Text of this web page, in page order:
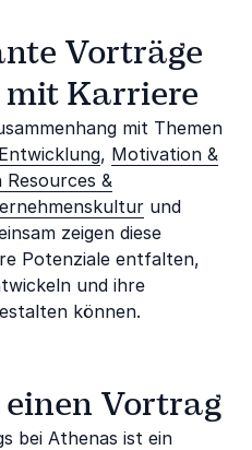
Vorträge
mit Karriere
mit Themen
, Motivation &
Resources &
und
zeigen diese
Potenziale entfalten,
und ihre
können.
einen Vortrag
bei Athenas ist ein